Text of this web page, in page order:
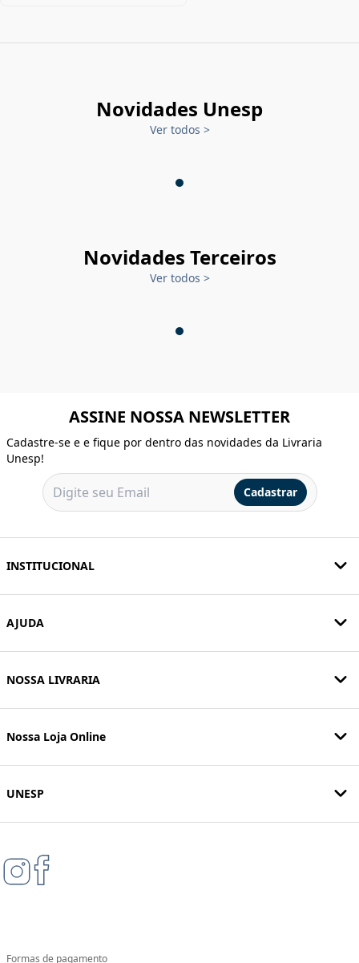
Novidades Unesp
Ver todos >
Novidades Terceiros
Ver todos >
ASSINE NOSSA NEWSLETTER
Cadastre-se e e fique por dentro das novidades da Livraria
Unesp!
Cadastrar
INSTITUCIONAL
AJUDA
NOSSA LIVRARIA
Nossa Loja Online
UNESP
Formas de pagamento